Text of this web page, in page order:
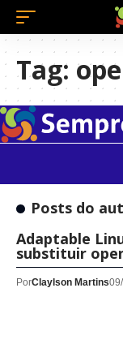
Tag:
Posts do
Adaptable
substituir
PorClaylson Martins